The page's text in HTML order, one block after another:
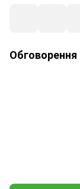
Обговорення